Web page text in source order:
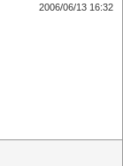
2006/06/13 16:32